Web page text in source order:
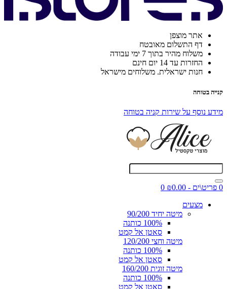
אתר מוצפן
דף התשלום מאובטח
משלוח מהיר בתוך 7 ימי עבודה
החזרות עד 14 יום חינם
חנות ישראלית. משלוחים מישראל
קנייה בטוחה
מידע נוסף על שירות קניה בטוחה
0 פריט\ים - ₪0.00
0
מצעים
מיטה יחיד 90/200
100% כותנה
סאטן אל קמט
מיטה וחצי 120/200
100% כותנה
סאטן אל קמט
מיטה זוגית 160/200
100% כותנה
סאטן אל קמט